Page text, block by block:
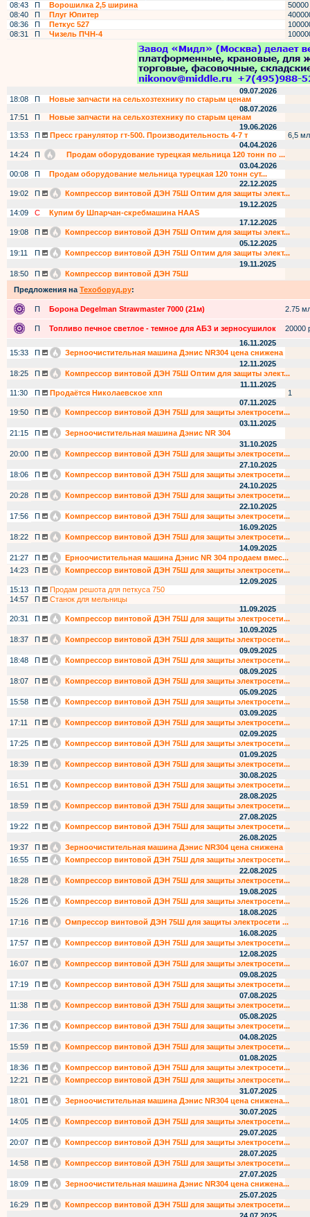
08:43
П Ворошилка 2,5 ширина
50000
08:40
П Плуг Юпитер
08:36
П Петкус 527
08:31
П Чизель ПЧН-4
09.07.2026
18:08
П
Новые запчасти на сельхозтехнику по старым ценам
08.07.2026
17:51
П
Новые запчасти на сельхозтехнику по старым ценам
19.06.2026
13:53
П Пресс гранулятор гт-500. Производительность 4-7 т
6,5
04.04.2026
14:24
П
Продам оборудование турецкая мельница 120 тонн по ...
03.04.2026
00:08
П
Продам оборудование мельница турецкая 120 тонн сут...
22.12.2025
19:02
П
Компрессор винтовой ДЭН 75Ш Оптим для защиты элект...
19.12.2025
14:09
С
Купим бу Шпарчан-скребмашина HAAS
17.12.2025
19:08
П
Компрессор винтовой ДЭН 75Ш Оптим для защиты элект...
05.12.2025
19:11
П
Компрессор винтовой ДЭН 75Ш Оптим для защиты элект...
19.11.2025
18:50
П
Компрессор винтовой ДЭН 75Ш
Предложения на Техоборуд.ру:
П Борона Degelman Strawmaster 7000 (21м) 2.75
П Топливо печное светлое - темное для АБЗ и зерносушилок
20000
16.11.2025
15:33
П
Зерноочистительная машина Дэнис NR304 цена снижена
12.11.2025
18:25
П
Компрессор винтовой ДЭН 75Ш Оптим для защиты элект...
11.11.2025
11:30
П Продаётся Николаевское хпп
1
07.11.2025
19:50
П
Компрессор винтовой ДЭН 75Ш для защиты электросети...
03.11.2025
21:15
П
Зерноочистительная машина Дэнис NR 304
31.10.2025
20:00
П
Компрессор винтовой ДЭН 75Ш для защиты электросети...
27.10.2025
18:06
П
Компрессор винтовой ДЭН 75Ш для защиты электросети...
24.10.2025
20:28
П
Компрессор винтовой ДЭН 75Ш для защиты электросети...
22.10.2025
17:56
П
Компрессор винтовой ДЭН 75Ш для защиты электросети...
16.09.2025
18:22
П
Компрессор винтовой ДЭН 75Ш для защиты электросети...
14.09.2025
21:27
П
Ерноочистительная машина Дэнис NR 304 продаем вмес...
14:23
П
Компрессор винтовой ДЭН 75Ш для защиты электросети...
12.09.2025
15:13
П
Продам решота для петкуса 750
14:57
П
Станок для мельницы
11.09.2025
20:31
П
Компрессор винтовой ДЭН 75Ш для защиты электросети...
10.09.2025
18:37
П
Компрессор винтовой ДЭН 75Ш для защиты электросети...
09.09.2025
18:48
П
Компрессор винтовой ДЭН 75Ш для защиты электросети...
08.09.2025
18:07
П
Компрессор винтовой ДЭН 75Ш для защиты электросети...
05.09.2025
15:58
П
Компрессор винтовой ДЭН 75Ш для защиты электросети...
03.09.2025
17:11
П
Компрессор винтовой ДЭН 75Ш для защиты электросети...
02.09.2025
17:25
П
Компрессор винтовой ДЭН 75Ш для защиты электросети...
01.09.2025
18:39
П
Компрессор винтовой ДЭН 75Ш для защиты электросети...
30.08.2025
16:51
П
Компрессор винтовой ДЭН 75Ш для защиты электросети...
28.08.2025
18:59
П
Компрессор винтовой ДЭН 75Ш для защиты электросети...
27.08.2025
19:22
П
Компрессор винтовой ДЭН 75Ш для защиты электросети...
26.08.2025
19:37
П
Зерноочистительная машина Дэнис NR304 цена снижена
16:55
П
Компрессор винтовой ДЭН 75Ш для защиты электросети...
22.08.2025
18:28
П
Компрессор винтовой ДЭН 75Ш для защиты электросети...
19.08.2025
15:26
П
Компрессор винтовой ДЭН 75Ш для защиты электросети...
18.08.2025
17:16
П
Омпрессор винтовой ДЭН 75Ш для защиты электросети ...
16.08.2025
17:57
П
Компрессор винтовой ДЭН 75Ш для защиты электросети...
12.08.2025
16:07
П
Компрессор винтовой ДЭН 75Ш для защиты электросети...
09.08.2025
17:19
П
Компрессор винтовой ДЭН 75Ш для защиты электросети...
07.08.2025
11:38
П
Компрессор винтовой ДЭН 75Ш для защиты электросети...
05.08.2025
17:36
П
Компрессор винтовой ДЭН 75Ш для защиты электросети...
04.08.2025
15:59
П
Компрессор винтовой ДЭН 75Ш для защиты электросети...
01.08.2025
18:36
П
Компрессор винтовой ДЭН 75Ш для защиты электросети...
12:21
П
Компрессор винтовой ДЭН 75Ш для защиты электросети...
31.07.2025
18:01
П
Зерноочистительная машина Дэнис NR304 цена снижена...
30.07.2025
14:05
П
Компрессор винтовой ДЭН 75Ш для защиты электросети...
29.07.2025
20:07
П
Компрессор винтовой ДЭН 75Ш для защиты электросети...
28.07.2025
14:58
П
Компрессор винтовой ДЭН 75Ш для защиты электросети...
27.07.2025
18:09
П
Зерноочистительная машина Дэнис NR304 цена снижена...
25.07.2025
16:29
П
Компрессор винтовой ДЭН 75Ш для защиты электросети...